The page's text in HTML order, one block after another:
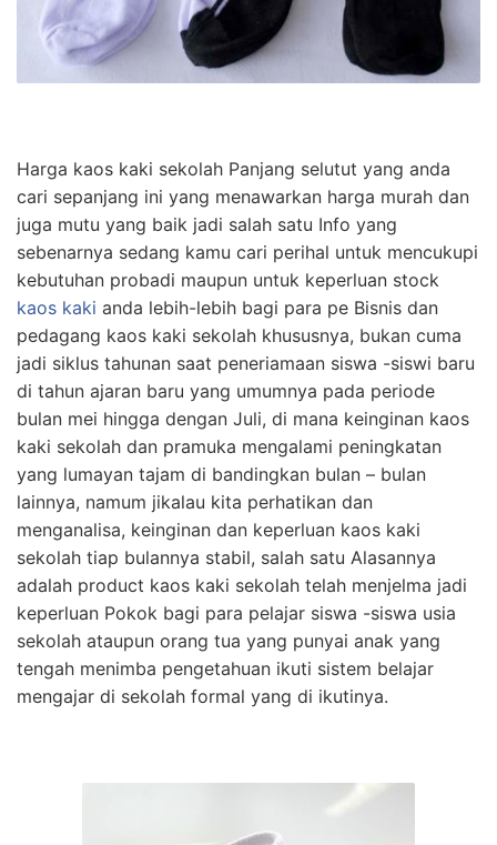
Harga kaos kaki sekolah Panjang selutut yang anda
cari sepanjang ini yang menawarkan harga murah dan
juga mutu yang baik jadi salah satu Info yang
sebenarnya sedang kamu cari perihal untuk mencukupi
kebutuhan probadi maupun untuk keperluan stock
kaos kaki anda lebih-lebih bagi para pe Bisnis dan
pedagang kaos kaki sekolah khususnya, bukan cuma
jadi siklus tahunan saat peneriamaan siswa -siswi baru
di tahun ajaran baru yang umumnya pada periode
bulan mei hingga dengan Juli, di mana keinginan kaos
kaki sekolah dan pramuka mengalami peningkatan
yang lumayan tajam di bandingkan bulan – bulan
lainnya, namum jikalau kita perhatikan dan
menganalisa, keinginan dan keperluan kaos kaki
sekolah tiap bulannya stabil, salah satu Alasannya
adalah product kaos kaki sekolah telah menjelma jadi
keperluan Pokok bagi para pelajar siswa -siswa usia
sekolah ataupun orang tua yang punyai anak yang
tengah menimba pengetahuan ikuti sistem belajar
mengajar di sekolah formal yang di ikutinya.